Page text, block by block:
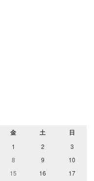
金 土 日
1 2
3
8 9
10
15 16
17